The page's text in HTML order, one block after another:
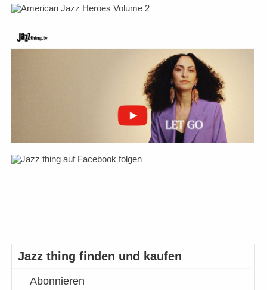
Jazz thing finden und kaufen
Abonnieren